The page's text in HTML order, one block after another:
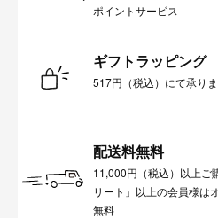
ポイントサービス
ギフトラッピング
517円（税込）にて承り
配送料無料
11,000円（税込）以上ご
リート」以上の会員様は
無料